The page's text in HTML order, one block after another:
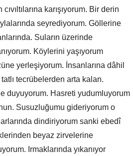
karışıyorum. Bir derin
seyrediyorum. Göllerine
Suların üzerinde
Köylerini yaşıyorum
yerleşiyorum. İnsanlarına dâhil
tecrübelerden arta kalan.
duyuyorum. Hasreti yudumluyorum
Susuzluğumu gideriyorum o
dindiriyorum sanki ebedî
beyaz zirvelerine
Irmaklarında yıkanıyor